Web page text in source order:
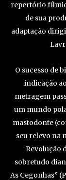
repertório
de sua
adaptação
O sucesso de
indicação
metragem
um mundo
mastodonte
seu relevo na
Revolução
sobretudo
As Cegonhas”